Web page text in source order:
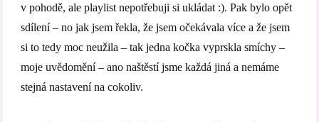
v pohodě, ale playlist nepotřebuji si ukládat :). Pak bylo opět
sdílení – no jak jsem řekla, že jsem očekávala více a že jsem
si to tedy moc neužila – tak jedna kočka vyprskla smíchy –
moje uvědomění – ano naštěstí jsme každá jiná a nemáme
stejná nastavení na cokoliv.